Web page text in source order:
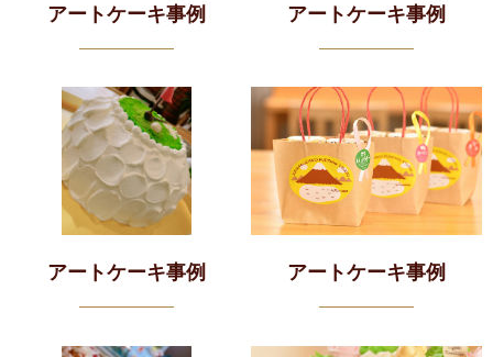
アートケーキ事例 アートケーキ事例
アートケーキ事例 アートケーキ事例